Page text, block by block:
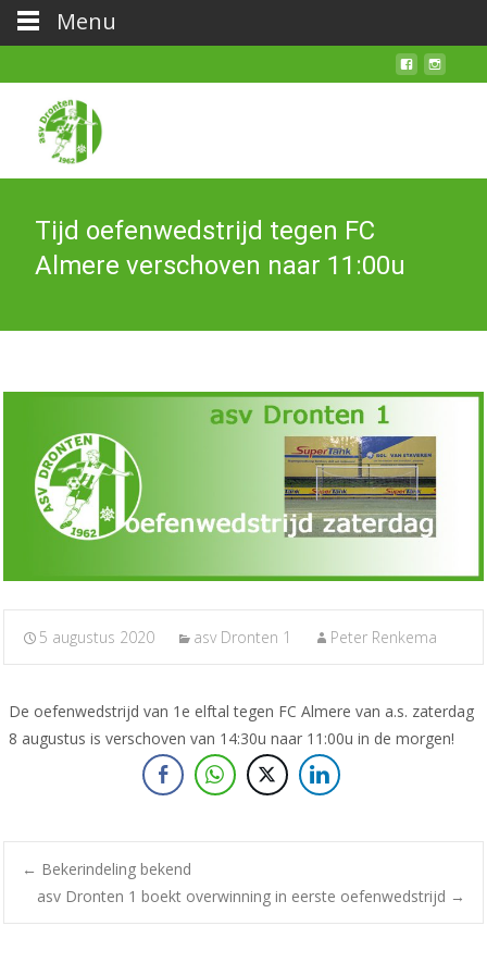
Tijd oefenwedstrijd tegen FC
Almere verschoven naar 11:00u
5 augustus 2020 asv Dronten 1 Peter Renkema
De oefenwedstrijd van 1e elftal tegen FC Almere van a.s. zaterdag
8 augustus is verschoven van 14:30u naar 11:00u in de morgen!
Bericht
← Bekerindeling bekend
asv Dronten 1 boekt overwinning in eerste oefenwedstrijd →
Menu